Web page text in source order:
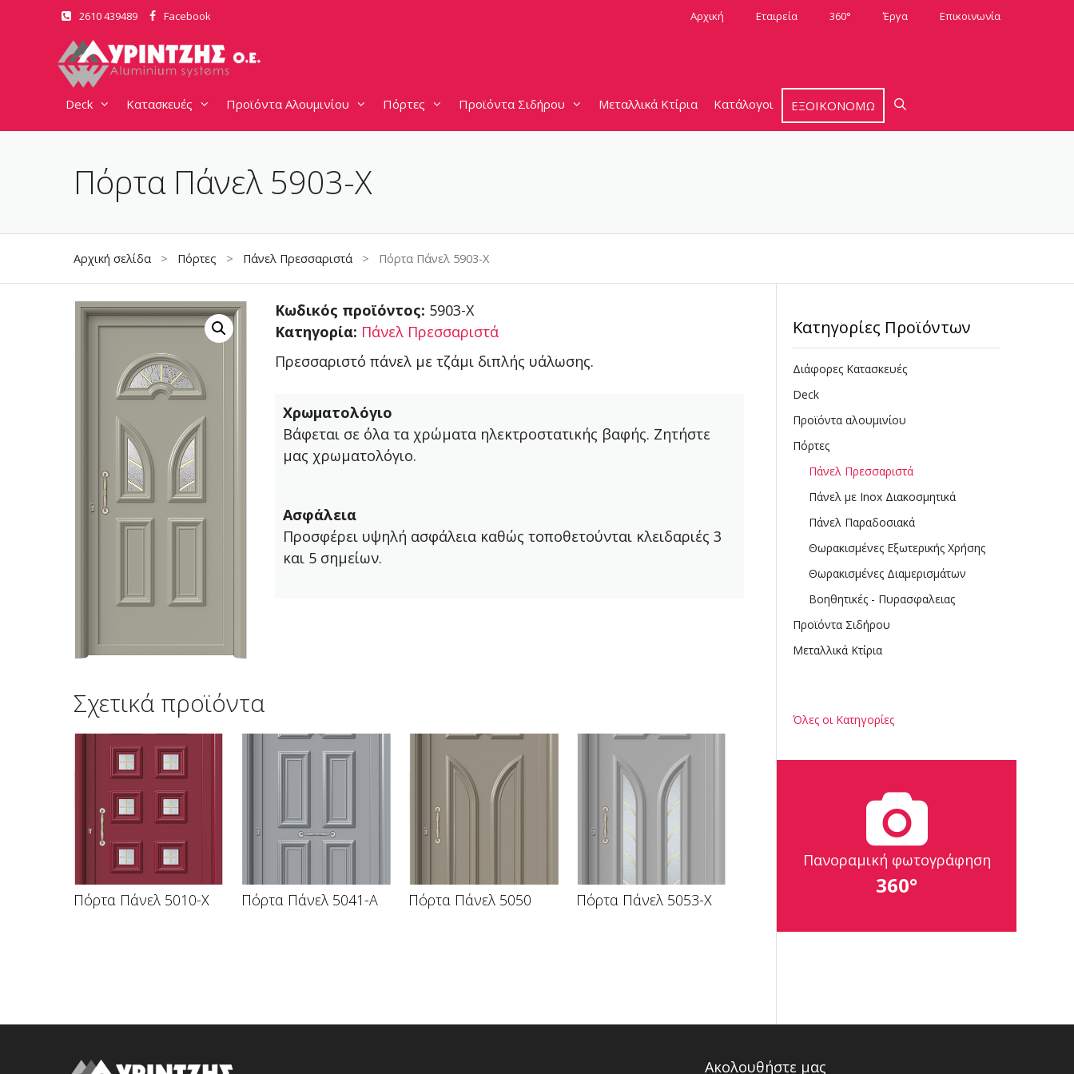
Μετάβαση
περιεχόμενο
2610 439489 Facebook Αρχική Εταιρεία 360° Έργα Επικοινωνία
Deck Κατασκευές Προϊόντα Αλουμινίου Πόρτες Προϊόντα Σιδήρου Μεταλλικά Κτίρια Κατάλογοι ΕΞΟΙΚΟΝΟΜΩ
Πόρτα Πάνελ 5903-X
Αρχική σελίδα > Πόρτες > Πάνελ Πρεσσαριστά > Πόρτα Πάνελ 5903-X
Κωδικός προϊόντος: 5903-X
Κατηγορία: Πάνελ Πρεσσαριστά
Πρεσσαριστό πάνελ με τζάμι διπλής υάλωσης.
Χρωματολόγιο
Βάφεται σε όλα τα χρώματα ηλεκτροστατικής βαφής. Ζητήστε
μας χρωματολόγιο.
Ασφάλεια
Προσφέρει υψηλή ασφάλεια καθώς τοποθετούνται κλειδαριές 3
και 5 σημείων.
Σχετικά προϊόντα
Πόρτα Πάνελ 5010-X Πόρτα Πάνελ 5041-A Πόρτα Πάνελ 5050 Πόρτα Πάνελ 5053-X
Κατηγορίες Προϊόντων
Διάφορες Κατασκευές
Deck
Προϊόντα αλουμινίου
Πόρτες
Πάνελ Πρεσσαριστά
Πάνελ με Inox Διακοσμητικά
Πάνελ Παραδοσιακά
Θωρακισμένες Εξωτερικής Χρήσης
Θωρακισμένες Διαμερισμάτων
Βοηθητικές - Πυρασφαλειας
Προϊόντα Σιδήρου
Μεταλλικά Κτίρια
Όλες οι Κατηγορίες
Πανοραμική φωτογράφηση
360°
Ακολουθήστε μας